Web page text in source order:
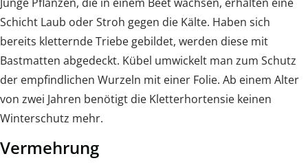
Schicht Laub oder Stroh gegen die Kälte. Haben sich
bereits kletternde Triebe gebildet, werden diese mit
Bastmatten abgedeckt. Kübel umwickelt man zum Schutz
der empfindlichen Wurzeln mit einer Folie. Ab einem Alter
von zwei Jahren benötigt die Kletterhortensie keinen
Winterschutz mehr.
Vermehrung